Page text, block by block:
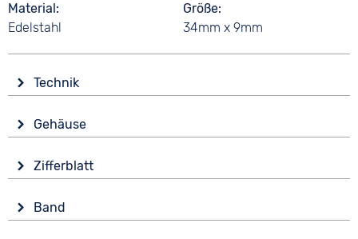
Material
Edelstahl
Größe
34mm x 9mm
Technik
Batterie (Quarz)
Funktionen
Datumsanzeige
Wochentagsanzeige
Gehäuse
Mineralglas
Form
Eckig
Zifferblatt
Analog
Band